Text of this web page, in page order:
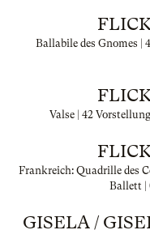
Ballabile des Gnomes |
Valse | 42
Frankreich: Quadrille des
Ballett |
GISELA /